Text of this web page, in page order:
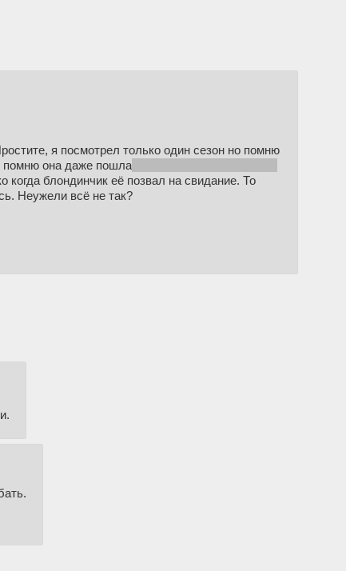
я посмотрел только один сезон но помню
помню она даже пошла
когда блондинчик её позвал на свидание. То
Неужели всё не так?